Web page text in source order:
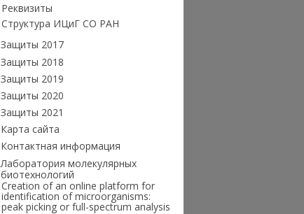
Реквизиты
Структура ИЦиГ СО РАН
Защиты 2017
Защиты 2018
Защиты 2019
Защиты 2020
Защиты 2021
Карта сайта
Контактная информация
Лаборатория молекулярных
биотехнологий
Creation of an online platform for
identification of microorganisms:
peak picking or full-spectrum analysis